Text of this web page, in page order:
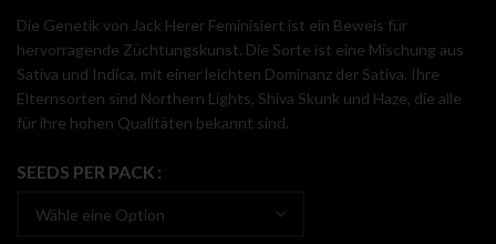
Die Genetik von Jack Herer Feminisiert ist ein Beweis für
hervorragende Züchtungskunst. Die Sorte ist eine Mischung aus
Sativa und Indica, mit einer leichten Dominanz der Sativa. Ihre
Elternsorten sind Northern Lights, Shiva Skunk und Haze, die alle
für ihre hohen Qualitäten bekannt sind.
SEEDS PER PACK